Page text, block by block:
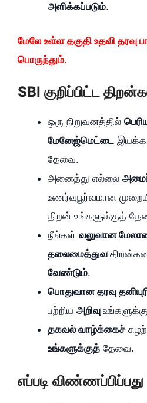
அளிக்கப்படும்.
மேலே உள்ள தகுதி உதவி தரவு
பொருந்தும்.
SBI குறிப்பிட்ட
ஒரு நிறுவனத்தில்
மேனேஜ்மெட்டை இயக்க
தேவை.
அனைத்து எல்லை
உணர்வுபூர்வமான
திறன் உங்களுக்குத்
நீங்கள் வலுவான
தலைமைத்துவ
வேண்டும்.
பொதுவான தரவு
பற்றிய அறிவு
தகவல் வாழ்க்கைச்
உங்களுக்குத் தேவை.
எப்படி விண்ணப்பிப்பது